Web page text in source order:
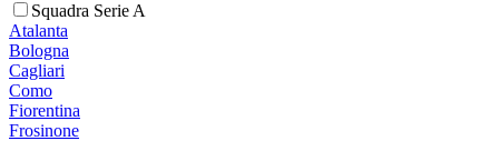
Squadra Serie A
Atalanta
Bologna
Cagliari
Como
Fiorentina
Frosinone